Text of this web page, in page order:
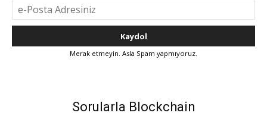
Merak etmeyin. Asla Spam yapmıyoruz.
Sorularla Blockchain